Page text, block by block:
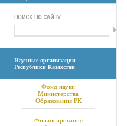
Научные организации
Республики Казахстан
Фонд науки
Министерства
Образования РК
Финансирование